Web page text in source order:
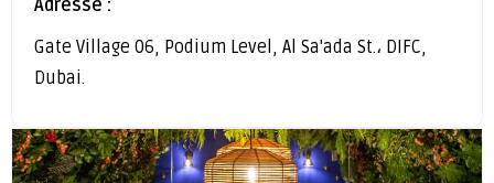
Adresse :
Gate Village 06, Podium Level, Al Sa'ada St.، DIFC,
Dubai.